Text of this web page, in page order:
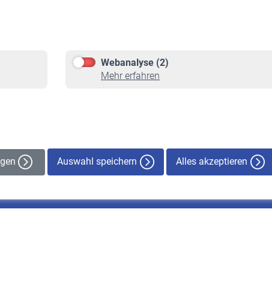
Webanalyse (2)
Mehr erfahren
Auswahl speichern Alles akzeptieren
Rente beantragen
Rentenauszahlung